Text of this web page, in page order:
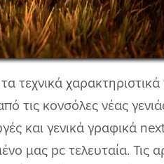
τεχνικά χαρακτηριστικά
τις κονσόλες νέας
και γενικά γραφικά
μας pc τελευταία. Τις